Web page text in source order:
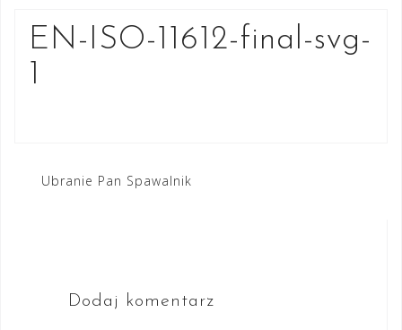
EN-ISO-11612-final-svg-
1
Nawigacja
Ubranie Pan Spawalnik
Dodaj komentarz